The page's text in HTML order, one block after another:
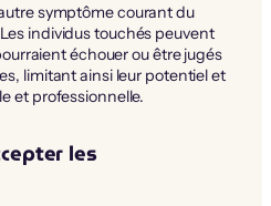
symptôme courant du
individus touchés peuvent
échouer ou être jugés
limitant ainsi leur potentiel et
et professionnelle.
les